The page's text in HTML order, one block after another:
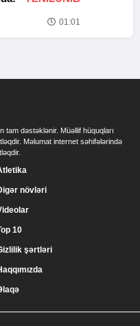
01:01
tam dəstəklənir. Müəllif hüquqları
Məlumat internet səhifələrində
növləri
10
şərtləri